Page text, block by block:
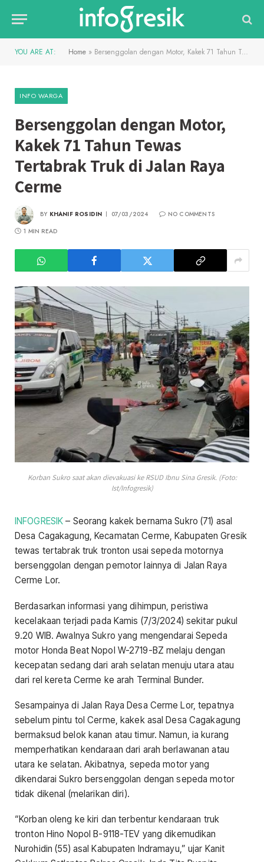
YOU ARE AT: Home » Bersenggolan dengan Motor, Kakek 71 Tahun Tewas Tertabrak Truk di Jalan Raya Cerme
INFO WARGA
Bersenggolan dengan Motor,
Kakek 71 Tahun Tewas
Tertabrak Truk di Jalan Raya
Cerme
BY KHANIF ROSIDIN 07/03/2024
NO COMMENTS
1 MIN READ
Korban Sukro saat akan dievakuasi ke RSUD Ibnu Sina Gresik. (Foto:
Ist/Infogresik)
INFOGRESIK – Seorang kakek bernama Sukro (71) asal
Desa Cagakagung, Kecamatan Cerme, Kabupaten Gresik
tewas tertabrak truk tronton usai sepeda motornya
bersenggolan dengan pemotor lainnya di Jalan Raya
Cerme Lor.
Berdasarkan informasi yang dihimpun, peristiwa
kecelakaan terjadi pada Kamis (7/3/2024) sekitar pukul
9.20 WIB. Awalnya Sukro yang mengendarai Sepeda
motor Honda Beat Nopol W-2719-BZ melaju dengan
kecepatan sedang dari arah selatan menuju utara atau
dari rel kereta Cerme ke arah Terminal Bunder.
Sesampainya di Jalan Raya Desa Cerme Lor, tepatnya
sebelum pintu tol Cerme, kakek asal Desa Cagakagung
bermaksud belok kanan atau timur. Namun, ia kurang
memperhatikan kendaraan dari arah berlawanan atau
utara ke selatan. Akibatnya, sepeda motor yang
dikendarai Sukro bersenggolan dengan sepeda motor
tidak dikenal (melarikan diri).
“Korban oleng ke kiri dan terbentur kendaraan truk
tronton Hino Nopol B-9118-TEV yang dikemudikan
Nurohidin (55) asal Kabupaten Indramayu,” ujar Kanit